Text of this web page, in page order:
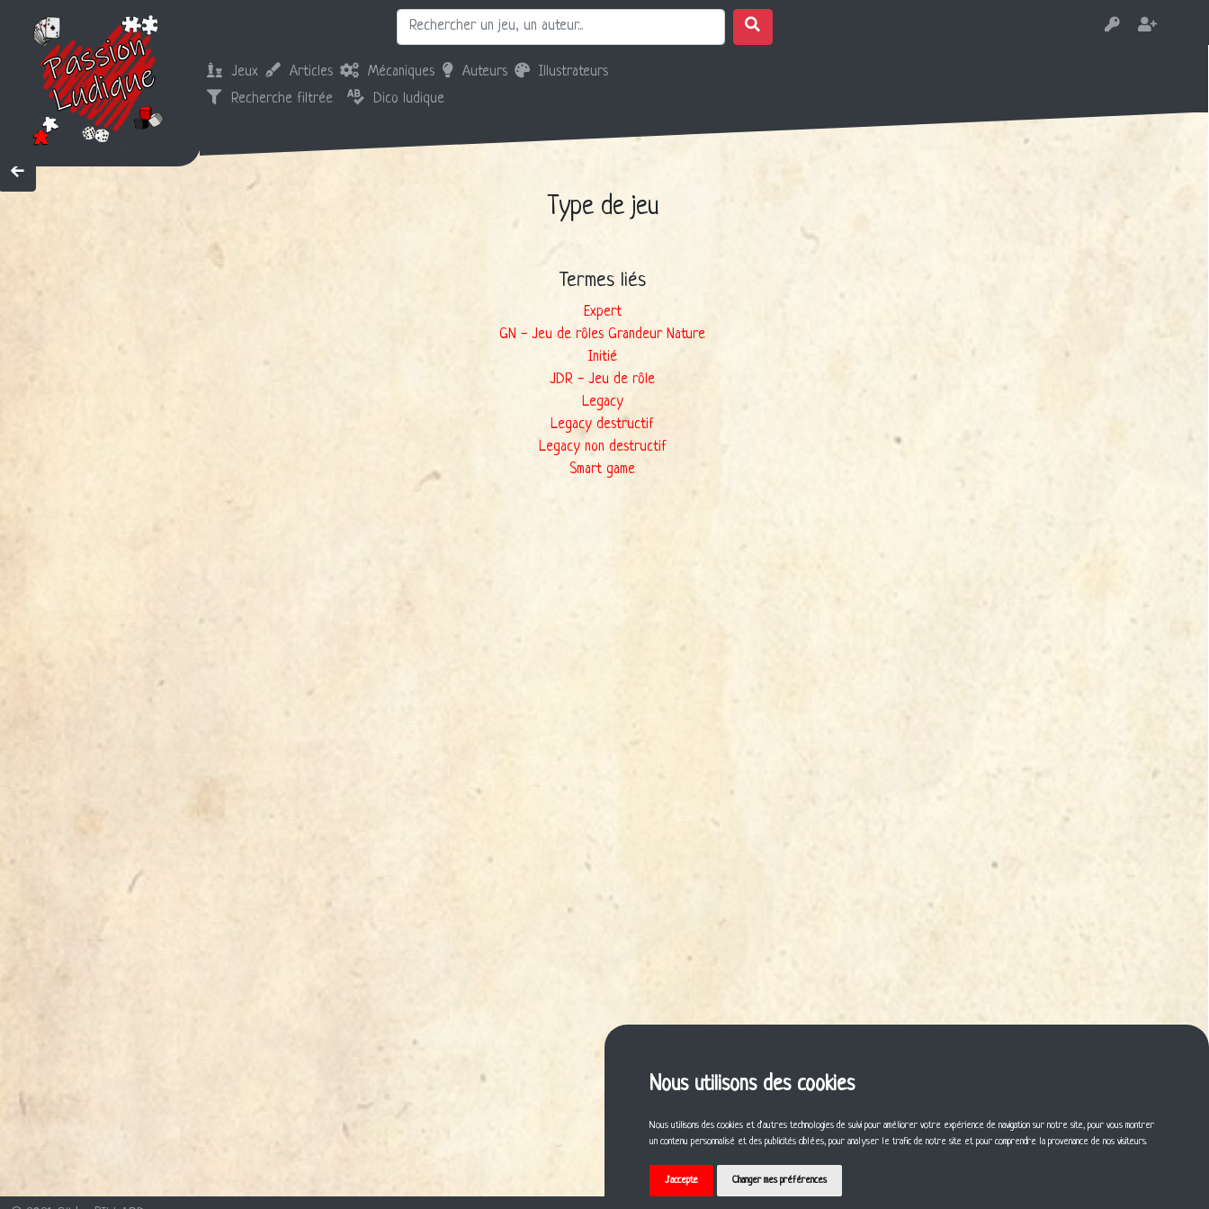
Nous utilisons des cookies
Nous utilisons des cookies et d'autres technologies de suivi pour améliorer votre expérience de navigation sur notre site, pour vous montrer
un contenu personnalisé et des publicités ciblées, pour analyser le trafic de notre site et pour comprendre la provenance de nos visiteurs.
J'accepte Changer mes préférences
Jeux Articles Mécaniques Auteurs
Illustrateurs
Recherche filtrée
Dico ludique
Type de jeu
Termes liés
Expert
GN - Jeu de rôles Grandeur Nature
Initié
JDR - Jeu de rôle
Legacy
Legacy destructif
Legacy non destructif
Smart game